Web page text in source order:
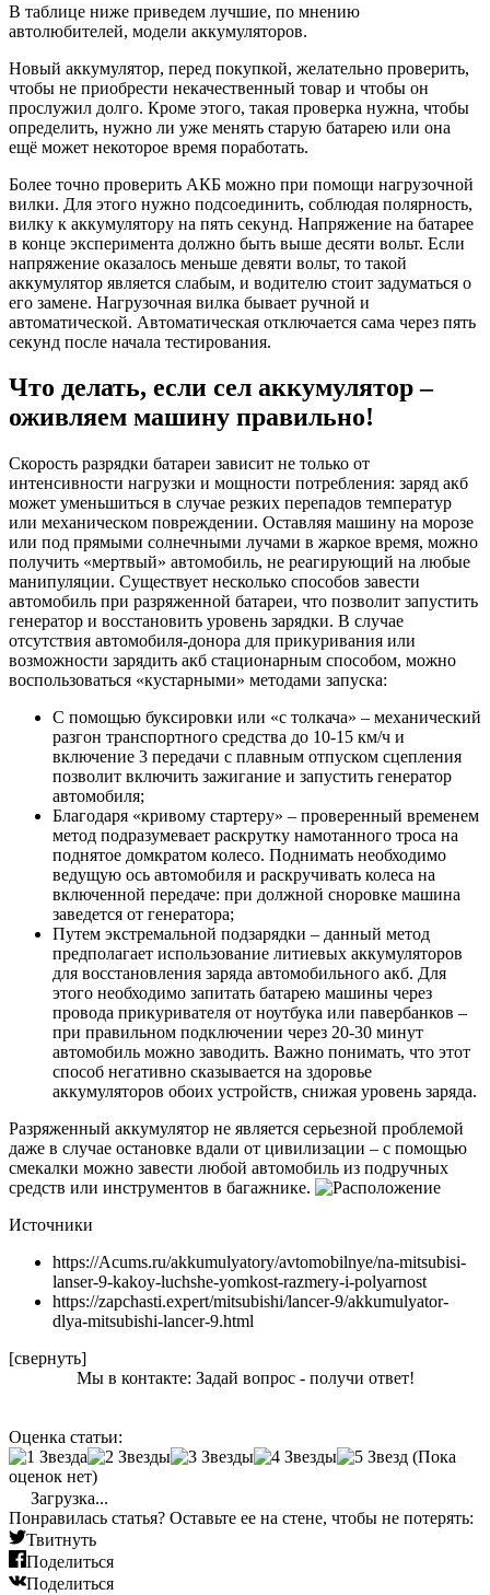
В таблице ниже приведем лучшие, по мнению
автолюбителей, модели аккумуляторов.
Новый аккумулятор, перед покупкой, желательно проверить,
чтобы не приобрести некачественный товар и чтобы он
прослужил долго. Кроме этого, такая проверка нужна, чтобы
определить, нужно ли уже менять старую батарею или она
ещё может некоторое время поработать.
Более точно проверить АКБ можно при помощи нагрузочной
вилки. Для этого нужно подсоединить, соблюдая полярность,
вилку к аккумулятору на пять секунд. Напряжение на батарее
в конце эксперимента должно быть выше десяти вольт. Если
напряжение оказалось меньше девяти вольт, то такой
аккумулятор является слабым, и водителю стоит задуматься о
его замене. Нагрузочная вилка бывает ручной и
автоматической. Автоматическая отключается сама через пять
секунд после начала тестирования.
Что делать, если сел аккумулятор –
оживляем машину правильно!
Скорость разрядки батареи зависит не только от
интенсивности нагрузки и мощности потребления: заряд акб
может уменьшиться в случае резких перепадов температур
или механическом повреждении. Оставляя машину на морозе
или под прямыми солнечными лучами в жаркое время, можно
получить «мертвый» автомобиль, не реагирующий на любые
манипуляции. Существует несколько способов завести
автомобиль при разряженной батареи, что позволит запустить
генератор и восстановить уровень зарядки. В случае
отсутствия автомобиля-донора для прикуривания или
возможности зарядить акб стационарным способом, можно
воспользоваться «кустарными» методами запуска:
С помощью буксировки или «с толкача» – механический
разгон транспортного средства до 10-15 км/ч и
включение 3 передачи с плавным отпуском сцепления
позволит включить зажигание и запустить генератор
автомобиля;
Благодаря «кривому стартеру» – проверенный временем
метод подразумевает раскрутку намотанного троса на
поднятое домкратом колесо. Поднимать необходимо
ведущую ось автомобиля и раскручивать колеса на
включенной передаче: при должной сноровке машина
заведется от генератора;
Путем экстремальной подзарядки – данный метод
предполагает использование литиевых аккумуляторов
для восстановления заряда автомобильного акб. Для
этого необходимо запитать батарею машины через
провода прикуривателя от ноутбука или павербанков –
при правильном подключении через 20-30 минут
автомобиль можно заводить. Важно понимать, что этот
способ негативно сказывается на здоровье
аккумуляторов обоих устройств, снижая уровень заряда.
Разряженный аккумулятор не является серьезной проблемой
даже в случае остановке вдали от цивилизации – с помощью
смекалки можно завести любой автомобиль из подручных
средств или инструментов в багажнике.
Источники
https://Acums.ru/akkumulyatory/avtomobilnye/na-mitsubisi-
lanser-9-kakoy-luchshe-yomkost-razmery-i-polyarnost
https://zapchasti.expert/mitsubishi/lancer-9/akkumulyator-
dlya-mitsubishi-lancer-9.html
[свернуть]
Мы в контакте: Задай вопрос - получи ответ!
Оценка статьи:
(Пока
оценок нет)
Загрузка...
Понравилась статья? Оставьте ее на стене, чтобы не потерять:
Твитнуть
Поделиться
Поделиться